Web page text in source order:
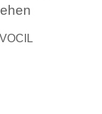
VOCIL